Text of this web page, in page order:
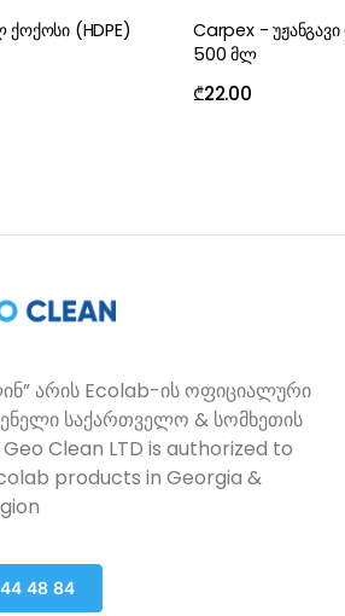
(HDPE)
Carpex -
500 მლ
₾22.00
არის Ecolab-ის ოფიციალური
საქართველო & სომხეთის
Clean LTD is authorized to
products in Georgia &
48 84